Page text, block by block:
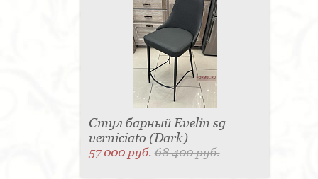
Стул барный Evelin sg
verniciato (Dark)
57 000 руб.68 400 руб.